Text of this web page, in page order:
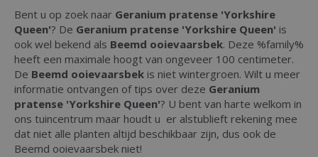
Bent u op zoek naar Geranium pratense 'Yorkshire
Queen'? De Geranium pratense 'Yorkshire Queen' is
ook wel bekend als Beemd ooievaarsbek. Deze %family%
heeft een maximale hoogt van ongeveer 100 centimeter.
De Beemd ooievaarsbek is niet wintergroen. Wilt u meer
informatie ontvangen of tips over deze Geranium
pratense 'Yorkshire Queen'? U bent van harte welkom in
ons tuincentrum maar houdt u er alstublieft rekening mee
dat niet alle planten altijd beschikbaar zijn, dus ook de
Beemd ooievaarsbek niet!